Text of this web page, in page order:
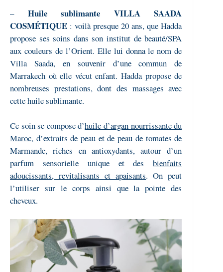
– Huile sublimante VILLA SAADA
COSMÉTIQUE : voilà presque 20 ans, que Hadda
propose ses soins dans son institut de beauté/SPA
aux couleurs de l’Orient. Elle lui donna le nom de
Villa Saada, en souvenir d’une commun de
Marrakech où elle vécut enfant. Hadda propose de
nombreuses prestations, dont des massages avec
cette huile sublimante.
Ce soin se compose d’huile d’argan nourrissante du
Maroc, d’extraits de peau et de peau de tomates de
Marmande, riches en antioxydants, autour d’un
parfum sensorielle unique et desbienfaits
adoucissants, revitalisants et apaisants. On peut
l’utiliser sur le corps ainsi que la pointe des
cheveux.